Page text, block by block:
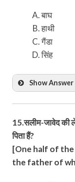
बाघ
हाथी
गैंडा
सिंह
Show Answer
15.सलीम-जावेद की
पिता हैं?
[One half of the
the father of